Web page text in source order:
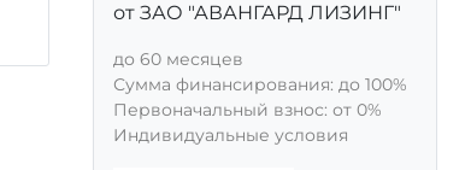
от ЗАО "АВАНГАРД ЛИЗИНГ"
до 60 месяцев
Сумма финансирования: до 100%
Первоначальный взнос: от 0%
Индивидуальные условия